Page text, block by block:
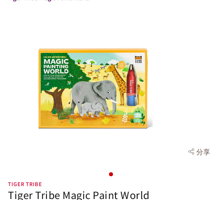
分享
TIGER TRIBE
Tiger Tribe Magic Paint World